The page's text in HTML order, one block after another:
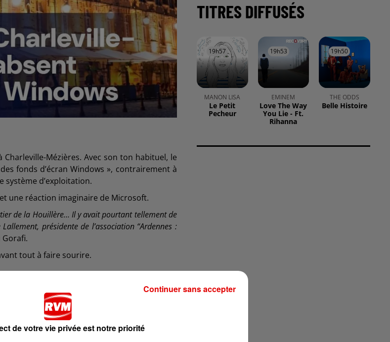
Mézières. Avec son ton habituel, le
fonds d’écran Windows », contrairement à
système d’exploitation.
une réaction imaginaire de Microsoft.
de la Houillère… Il y avait pourtant tellement de
présidente de l’association “Ardennes :
Gorafi.
tout à faire sourire.
défendre le territoire et rappeler leur
d’écran parce qu’on le vaut bien »
TITRES DIFFUSÉS
19h57
19h57
MANON LISA
Le Petit
Pecheur
19h53
19h53
EMINEM
Love The Way
You Lie - Ft.
Rihanna
19h50
19h50
THE ODDS
Belle Histoire
de votre vie privée est notre priorité
Continuer sans accepter